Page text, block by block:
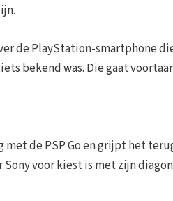
de PlayStation-smartphone
bekend was. Die gaat
de PSP Go en grijpt het
voor kiest is met zijn